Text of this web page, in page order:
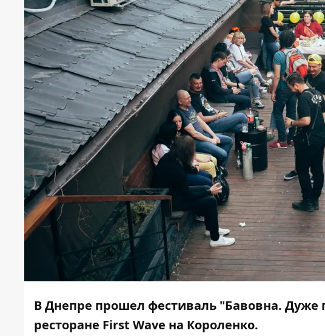
В Днепре прошел фестиваль "Бавовна.
ресторане First Wave на Короленко.